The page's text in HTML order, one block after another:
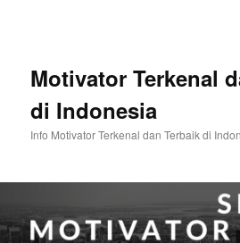
Motivator Terkenal
di Indonesia
Info Motivator Terkenal dan Terbaik di